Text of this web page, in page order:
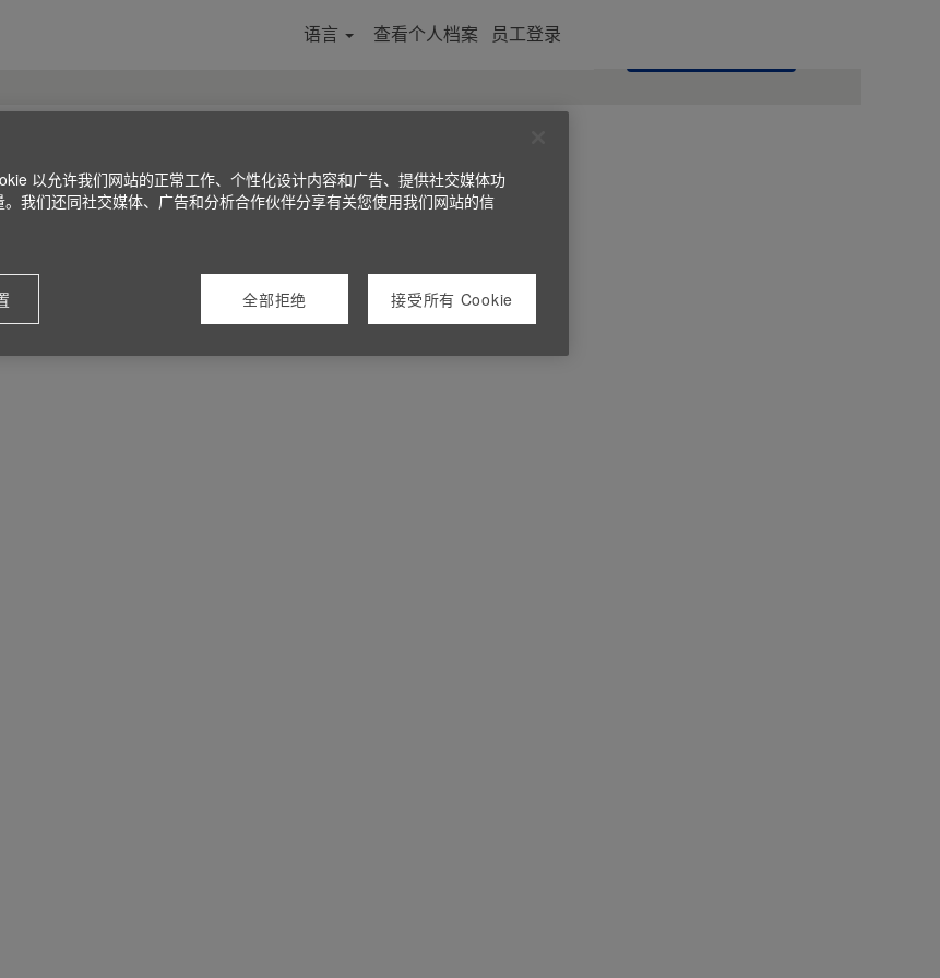
语言 查看个人档案 员工登录
以允许我们网站的正常工作、个性化设计内容和广告、提供社交媒体功
。我们还同社交媒体、广告和分析合作伙伴分享有关您使用我们网站的信
全部拒绝 接受所有 Cookie